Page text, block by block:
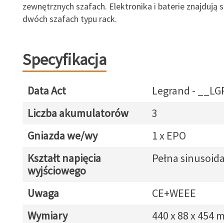
zewnętrznych szafach. Elektronika i baterie znajdują
dwóch szafach typu rack.
Specyfikacja
Data Act
Legrand -
Liczba akumulatorów
3
Gniazda we/wy
1 x EPO
Kształt napięcia
wyjściowego
Pełna
Uwaga
CE+WEEE
Wymiary
440 x 88 x 454